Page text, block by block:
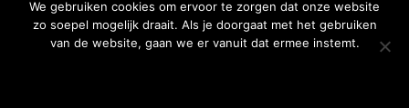
We gebruiken cookies om ervoor te zorgen dat onze website
zo soepel mogelijk draait. Als je doorgaat met het gebruiken
van de website, gaan we er vanuit dat ermee instemt.